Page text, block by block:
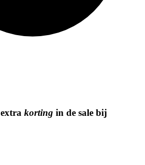
extra korting in de sale bij